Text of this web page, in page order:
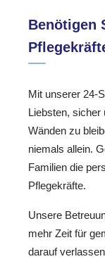
Benötigen
Mit unserer 24-
Liebsten, sicher
Wänden zu
niemals allein.
Familien die
Pflegekräfte.
Unsere
mehr Zeit für
darauf